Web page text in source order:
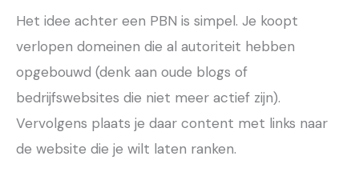
Het idee achter een PBN is simpel. Je koopt
verlopen domeinen die al autoriteit hebben
opgebouwd (denk aan oude blogs of
bedrijfswebsites die niet meer actief zijn).
Vervolgens plaats je daar content met links naar
de website die je wilt laten ranken.